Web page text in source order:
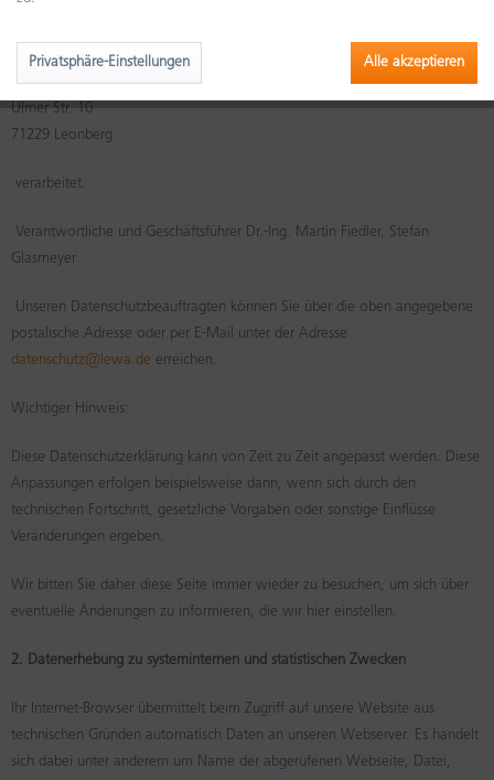
LEWA GmbH
Ulmer Str. 10
71229 Leonberg
verarbeitet.
Verantwortliche und Geschäftsführer Dr.-Ing. Martin Fiedler, Stefan
Glasmeyer
Unseren Datenschutzbeauftragten können Sie über die oben angegebene
postalische Adresse oder per E-Mail unter der Adresse
datenschutz@lewa.de erreichen.
Wichtiger Hinweis:
Diese Datenschutzerklärung kann von Zeit zu Zeit angepasst werden. Diese
Anpassungen erfolgen beispielsweise dann, wenn sich durch den
technischen Fortschritt, gesetzliche Vorgaben oder sonstige Einflüsse
Veränderungen ergeben.
Wir bitten Sie daher diese Seite immer wieder zu besuchen, um sich über
eventuelle Änderungen zu informieren, die wir hier einstellen.
2. Datenerhebung zu systeminternen und statistischen Zwecken
Ihr Internet-Browser übermittelt beim Zugriff auf unsere Website aus
technischen Gründen automatisch Daten an unseren Webserver. Es handelt
sich dabei unter anderem um Name der abgerufenen Webseite, Datei,
Privatsphäre-Einstellungen Alle akzeptieren